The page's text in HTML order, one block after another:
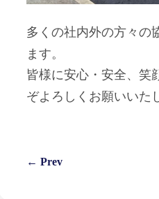
多くの社内外の方々の
ます。
皆様に安心・安全、笑
ぞよろしくお願いいた
← Prev